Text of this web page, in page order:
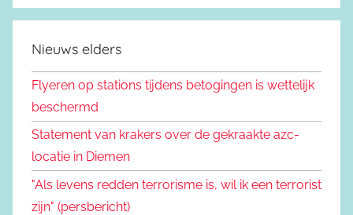
Nieuws elders
Flyeren op stations tijdens betogingen is wettelijk
beschermd
Statement van krakers over de gekraakte azc-
locatie in Diemen
"Als levens redden terrorisme is, wil ik een terrorist
zijn" (persbericht)